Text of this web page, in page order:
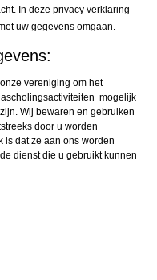
In deze privacy verklaring
uw gegevens omgaan.
vereniging om het
mogelijk
Wij bewaren en gebruiken
door u worden
is dat ze aan ons worden
dienst die u gebruikt kunnen